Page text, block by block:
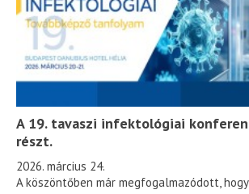
A 19. tavaszi infektológiai
részt.
2026. március 24.
A köszöntőben már megfogalmazódott,
Cégünkről